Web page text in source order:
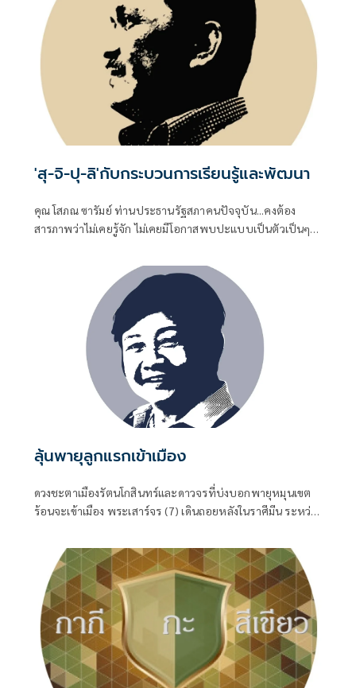
'สุ-จิ-ปุ-ลิ'กับกระบวนการเรียนรู้และพัฒนา
คุณ โสภณ ซารัมย์ ท่านประธานรัฐสภาคนปัจจุบัน...คงต้อง
สารภาพว่าไม่เคยรู้จัก ไม่เคยมีโอกาสพบปะแบบเป็นตัวเป็นๆ
ลุ้นพายุลูกแรกเข้าเมือง
ดวงชะตาเมืองรัตนโกสินทร์และดาวจรที่บ่งบอกพายุหมุนเขต
ร้อนจะเข้าเมือง พระเสาร์จร (7) เดินถอยหลังในราศีมีน ระหว่าง
มิ.ย.-19 ต.ค.69